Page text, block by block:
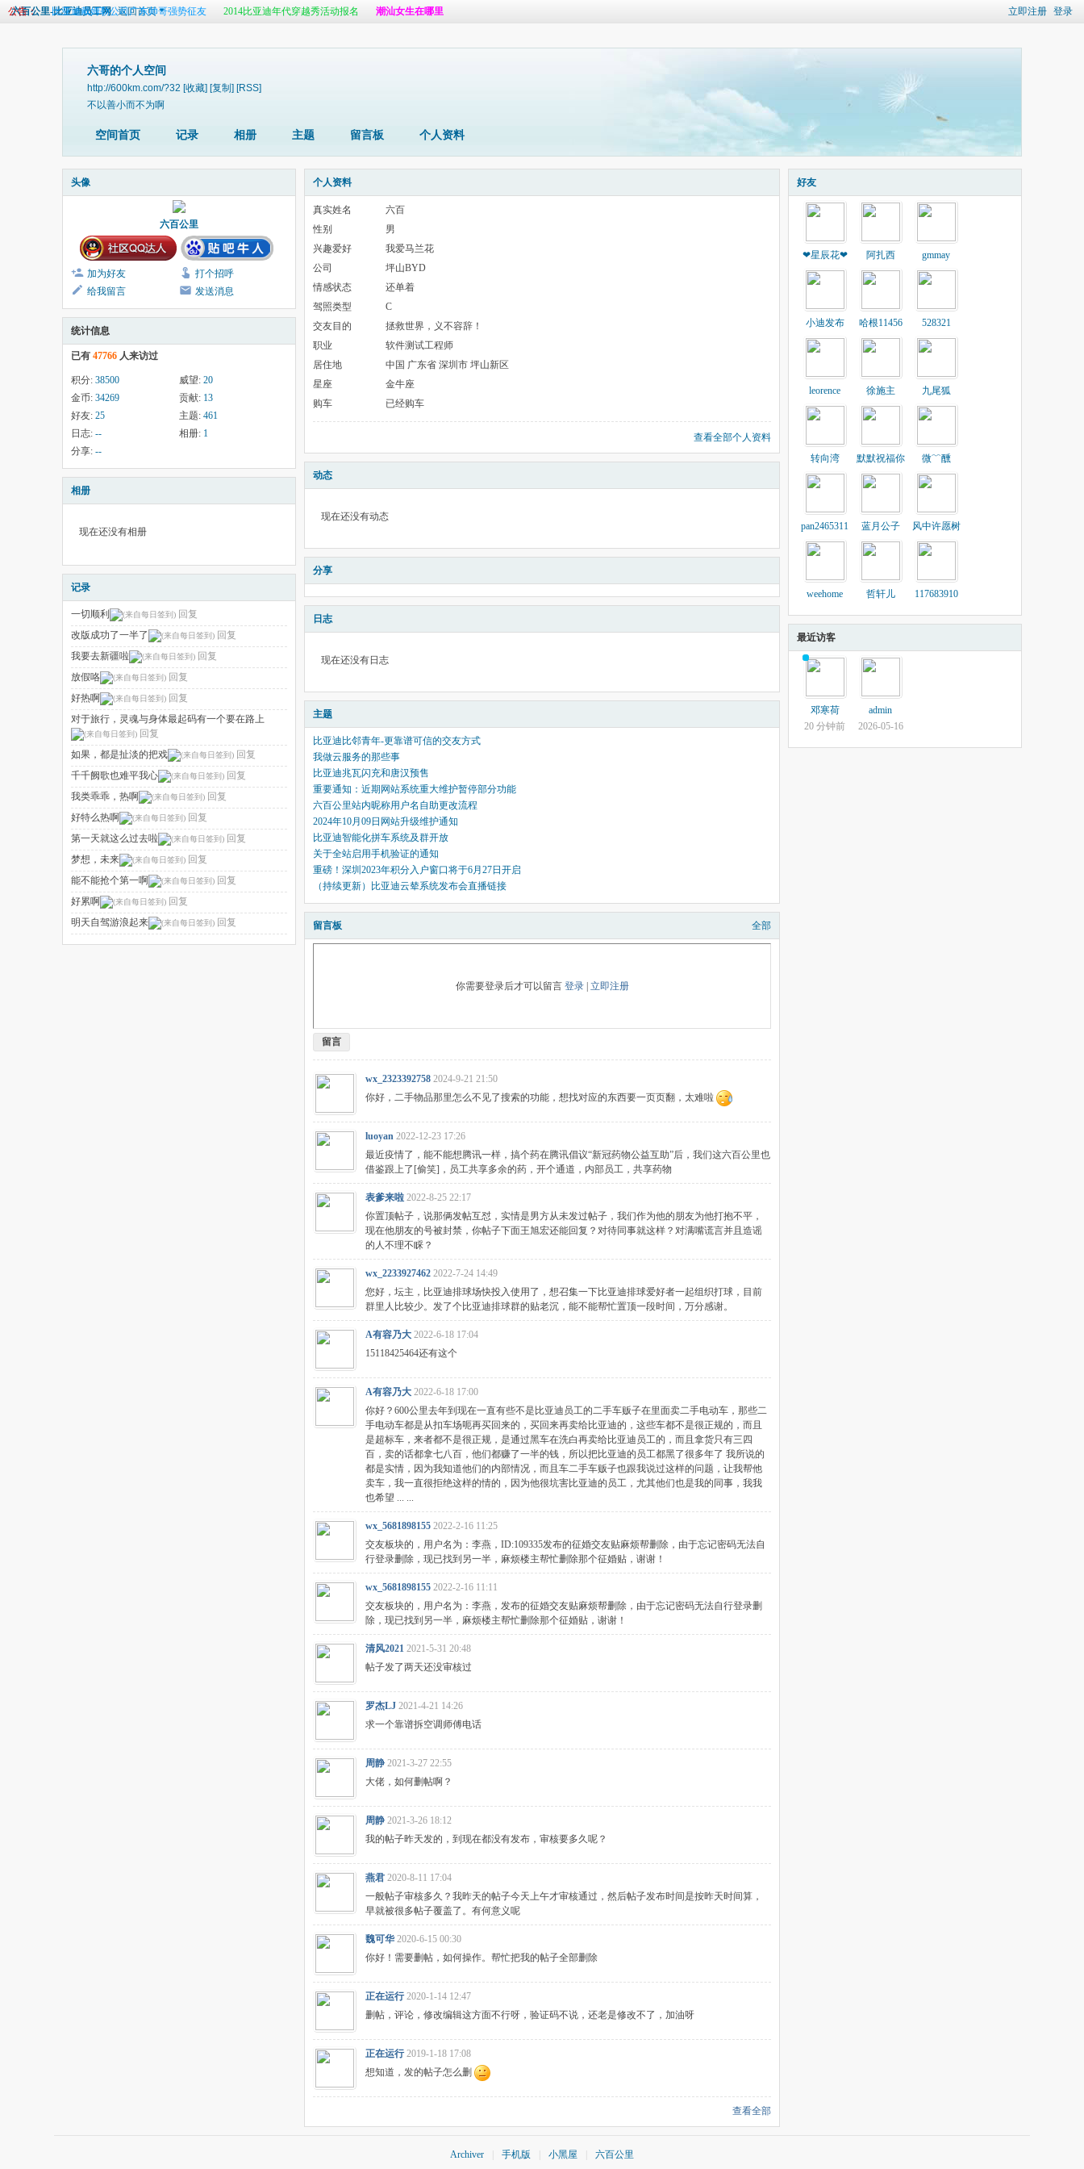
立即注册 登录
六百公里-比亚迪员工网 返回首页
六哥的个人空间
http://600km.com/?32 [收藏] [复制] [RSS]
不以善小而不为啊
空间首页 记录 相册 主题 留言板 个人资料
头像
六百公里
加为好友
打个招呼
给我留言
发送消息
统计信息
已有 47766 人来访过
积分: 38500 威望: 20
金币: 34269 贡献: 13
好友: 25 主题: 461
日志: -- 相册: 1
分享: --
相册
现在还没有相册
记录
一切顺利
回复
改版成功了一半了
回复
我要去新疆啦
回复
放假咯
回复
好热啊
回复
对于旅行，灵魂与身体最起码有一个要在路上
回复
如果，都是扯淡的把戏
回复
千千阙歌也难平我心
回复
我类乖乖，热啊
回复
好特么热啊
回复
第一天就这么过去啦
回复
梦想，未来
回复
能不能抢个第一啊
回复
好累啊
回复
明天自驾游浪起来
回复
个人资料
真实姓名
六百
性别
男
兴趣爱好
我爱马兰花
公司
坪山BYD
情感状态
还单着
驾照类型
C
交友目的
拯救世界，义不容辞！
职业
软件测试工程师
居住地
中国 广东省 深圳市 坪山新区
星座
金牛座
购车
已经购车
查看全部个人资料
动态
现在还没有动态
分享
日志
现在还没有日志
主题
比亚迪比邻青年-更靠谱可信的交友方式
我做云服务的那些事
比亚迪兆瓦闪充和唐汉预售
重要通知：近期网站系统重大维护暂停部分功能
六百公里站内昵称用户名自助更改流程
2024年10月09日网站升级维护通知
比亚迪智能化拼车系统及群开放
关于全站启用手机验证的通知
重磅！深圳2023年积分入户窗口将于6月27日开启
（持续更新）比亚迪云辇系统发布会直播链接
留言板 全部
你需要登录后才可以留言 登录| 立即注册
留言
wx_2323392758 2024-9-21 21:50
你好，二手物品那里怎么不见了搜索的功能，想找对应的东西要一页页翻，太难啦
luoyan 2022-12-23 17:26
最近疫情了，能不能想腾讯一样，搞个药在腾讯倡议“新冠药物公益互助”后，我们这六百公里也
借鉴跟上了[偷笑]，员工共享多余的药，开个通道，内部员工，共享药物
表爹来啦 2022-8-25 22:17
你置顶帖子，说那俩发帖互怼，实情是男方从未发过帖子，我们作为他的朋友为他打抱不平，
现在他朋友的号被封禁，你帖子下面王旭宏还能回复？对待同事就这样？对满嘴谎言并且造谣
的人不理不睬？
wx_2233927462 2022-7-24 14:49
您好，坛主，比亚迪排球场快投入使用了，想召集一下比亚迪排球爱好者一起组织打球，目前
群里人比较少。发了个比亚迪排球群的贴老沉，能不能帮忙置顶一段时间，万分感谢。
A有容乃大 2022-6-18 17:04
15118425464还有这个
A有容乃大 2022-6-18 17:00
你好？600公里去年到现在一直有些不是比亚迪员工的二手车贩子在里面卖二手电动车，那些二
手电动车都是从扣车场呃再买回来的，买回来再卖给比亚迪的，这些车都不是很正规的，而且
是超标车，来者都不是很正规，是通过黑车在洗白再卖给比亚迪员工的，而且拿货只有三四
百，卖的话都拿七八百，他们都赚了一半的钱，所以把比亚迪的员工都黑了很多年了 我所说的
都是实情，因为我知道他们的内部情况，而且车二手车贩子也跟我说过这样的问题，让我帮他
卖车，我一直很拒绝这样的情的，因为他很坑害比亚迪的员工，尤其他们也是我的同事，我我
也希望 ... ...
wx_5681898155 2022-2-16 11:25
交友板块的，用户名为：李燕，ID:109335发布的征婚交友贴麻烦帮删除，由于忘记密码无法自
行登录删除，现已找到另一半，麻烦楼主帮忙删除那个征婚贴，谢谢！
wx_5681898155 2022-2-16 11:11
交友板块的，用户名为：李燕，发布的征婚交友贴麻烦帮删除，由于忘记密码无法自行登录删
除，现已找到另一半，麻烦楼主帮忙删除那个征婚贴，谢谢！
清风2021 2021-5-31 20:48
帖子发了两天还没审核过
罗杰LJ 2021-4-21 14:26
求一个靠谱拆空调师傅电话
周静 2021-3-27 22:55
大佬，如何删帖啊？
周静 2021-3-26 18:12
我的帖子昨天发的，到现在都没有发布，审核要多久呢？
燕君 2020-8-11 17:04
一般帖子审核多久？我昨天的帖子今天上午才审核通过，然后帖子发布时间是按昨天时间算，
早就被很多帖子覆盖了。有何意义呢
魏可华 2020-6-15 00:30
你好！需要删帖，如何操作。帮忙把我的帖子全部删除
正在运行 2020-1-14 12:47
删帖，评论，修改编辑这方面不行呀，验证码不说，还老是修改不了，加油呀
正在运行 2019-1-18 17:08
想知道，发的帖子怎么删
查看全部
好友
❤星辰花❤ 阿扎西 gmmay
小迪发布 哈根11456 528321
leorence 徐施主 九尾狐
转向湾 默默祝福你 微﹌醺
pan2465311 蓝月公子 风中许愿树
weehome 哲轩儿 117683910
最近访客
邓寒荷
20 分钟前
admin
2026-05-16
公告：
比亚迪戴姆勒公司广东帅哥强势征友
2014比亚迪年代穿越秀活动报名
潮汕女生在哪里
Archiver 手机版 小黑屋 六百公里